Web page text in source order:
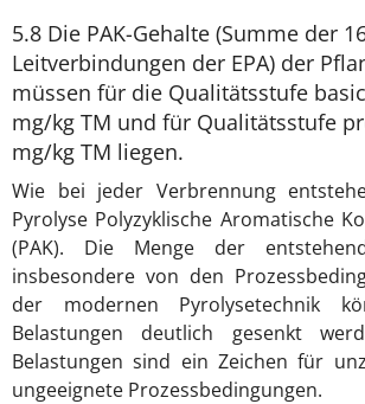
5.8 Die PAK-Gehalte (Summe der
Leitverbindungen der EPA) der
müssen für die Qualitätsstufe
mg/kg TM und für Qualitätsstufe
mg/kg TM liegen.
Wie bei jeder Verbrennung
Pyrolyse Polyzyklische Aromatische
(PAK). Die Menge der
insbesondere von den
der modernen Pyrolysetechnik
Belastungen deutlich gesenkt
Belastungen sind ein Zeichen für
ungeeignete Prozessbedingungen.